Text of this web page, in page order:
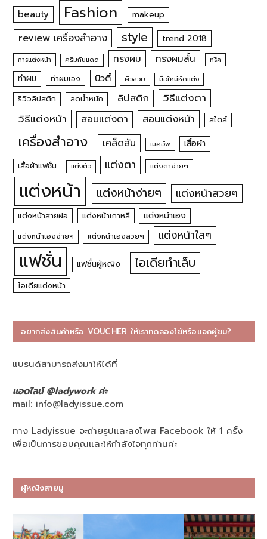
beauty Fashion makeup
review เครื่องสำอาง style trend 2018
การแต่งหน้า ครีมกันแดด ทรงผม ทรงผมสั้น ทริค
ทำผม ทำผมเอง บิวตี้ ผิวสวย มือใหม่หัดแต่ง
รีวิวลิปสติก ลดน้ำหนัก ลิปสติก
วิธีแต่งตา
วิธีแต่งหน้า
สอนแต่งตา สอนแต่งหน้า สไตล์
เครื่องสำอาง เคล็ดลับ เมคอัพ เสื้อผ้า
เสื้อผ้าแฟชั่น แต่งตัว แต่งตา แต่งตาง่ายๆ
แต่งหน้า แต่งหน้าง่ายๆ แต่งหน้าสวยๆ
แต่งหน้าสายฝอ แต่งหน้าเกาหลี แต่งหน้าเอง
แต่งหน้าเองง่ายๆ แต่งหน้าเองสวยๆ แต่งหน้าใสๆ
แฟชั่น แฟชั่นผู้หญิง ไอเดียทำเล็บ
ไอเดียแต่งหน้า
อยากส่งสินค้าหรือ VOUCHER ให้เราทดลองใช้หรือแจกผู้ชม?
แบรนด์สามารถส่งมาให้ได้ที่
แอดไลน์ @ladywork ค่ะ
mail: info@ladyissue.com
ทาง Ladyissue จะถ่ายรูปและลงโพส Facebook ให้ 1 ครั้ง
เพื่อเป็นการขอบคุณและให้กำลังใจทุกท่านค่ะ
ผู้หญิงสายมู